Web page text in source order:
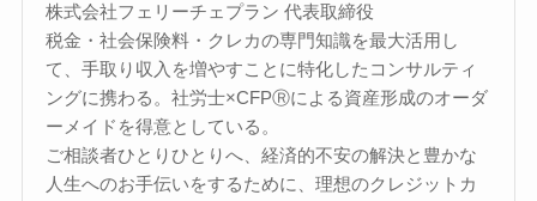
株式会社フェリーチェプラン 代表取締役
税金・社会保険料・クレカの専門知識を最大活用し
て、手取り収入を増やすことに特化したコンサルティ
ングに携わる。社労士×CFPⓇによる資産形成のオーダ
ーメイドを得意としている。
ご相談者ひとりひとりへ、経済的不安の解決と豊かな
人生へのお手伝いをするために、理想のクレジットカ